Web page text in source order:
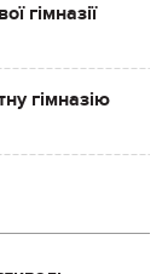
гімназії
гімназію